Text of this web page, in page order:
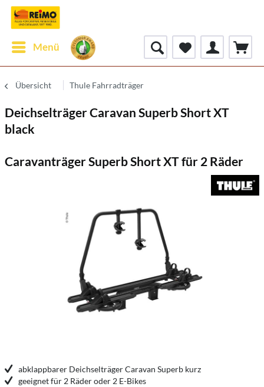
Menü
Übersicht Thule Fahrradträger
Deichselträger Caravan Superb Short XT
black
Caravanträger Superb Short XT für 2 Räder
abklappbarer Deichselträger Caravan Superb kurz
geeignet für 2 Räder oder 2 E-Bikes